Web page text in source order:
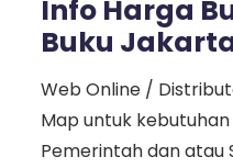
Info Harga
Buku
Web Online /
Map untuk
Pemerintah dan atau